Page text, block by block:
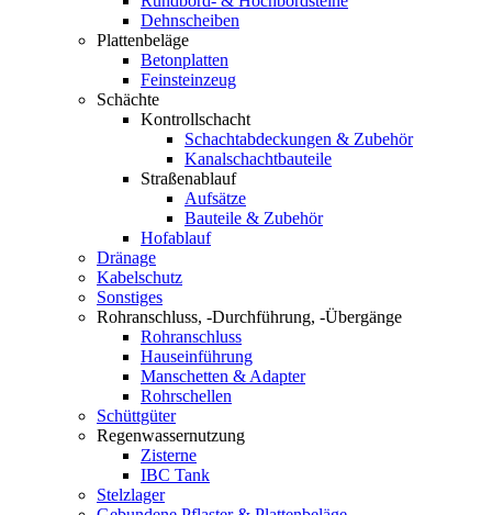
Dehnscheiben
Plattenbeläge
Betonplatten
Feinsteinzeug
Schächte
Kontrollschacht
Schachtabdeckungen & Zubehör
Kanalschachtbauteile
Straßenablauf
Aufsätze
Bauteile & Zubehör
Hofablauf
Dränage
Kabelschutz
Sonstiges
Rohranschluss, -Durchführung, -Übergänge
Rohranschluss
Hauseinführung
Manschetten & Adapter
Rohrschellen
Schüttgüter
Regenwassernutzung
Zisterne
IBC Tank
Stelzlager